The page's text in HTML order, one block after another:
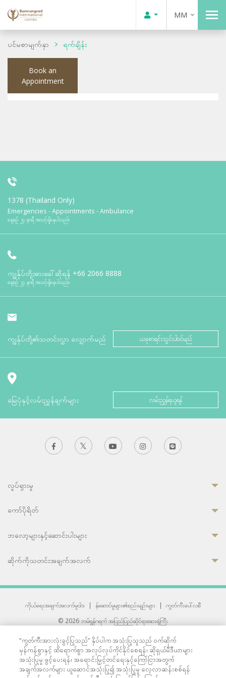
MM
ပင်မစာမျက်နှာ ရက်ချိန်း
Book an
Appointment
1378 (Thailand Only)
Emergencies - Appointments - Ambulance
နေ့စဉ် ၂၄ နာရီ အသင့်ရှိနေပါသည်။
ကျွန်ုပ်တို့အားခေါ်ဆိုရန် +66 2066 8888
နေ့စဉ် ၂၄ နာရီ အသင့်ရှိနေပါသည်။
ကျွန်ုပ်တို့၏သတင်းလွှာ လျှောက်မည် ယခုစာရင်းသွင်းပါဝင်မည်
မြေပုံနှင့်လမ်းညွှန်ချက်များ လမ်းညွှန်ရယူရန်
လှုပ်ရှားမှု
ကော်ပိုရိတ်
ဘလော့များနှင့်ဆောင်းပါးများ
ဆိုက်ကိုသတင်းအချက်အလက်
ကိုယ်ရေးအချက်အလက်မူဝါဒ | န်ဆောင်မှုများ၏စည်းမျဉ်းများ |
ကွတ်ကီးပေါ်လစီ
© 2026 ဘမ်ရွန်ဂရက် အပြည်ပြည်ဆိုင်ရာဆေးရုံကြီး
33 Sukhumvit 3, Wattana, Bangkok 10110 Thailand.
All rights reserved.
“ကွတ်ကီးအားလုံးခွင့်ပြုသည်” နှိပ်ပါက အသုံးပြုသူသည် ဝက်ဆိုက်
မှန်ကန်စွာနှင့် ထိရောက်စွာ အလုပ်လုပ်ကိုင်နိုင်စေရန်၊ ဆိုရှယ်မီဒီယာများ
အသုံးပြုမှု ဖွင့်ပေးရန်၊ အရောင်းမြှင့်တင်ရေးနှင့်ကြော်ငြာအတွက်
အချက်အလက်များ ယူဆောင်အသုံးပြု၍ အသုံးပြုမှု လေ့လာဆန်းစစ်ရန်